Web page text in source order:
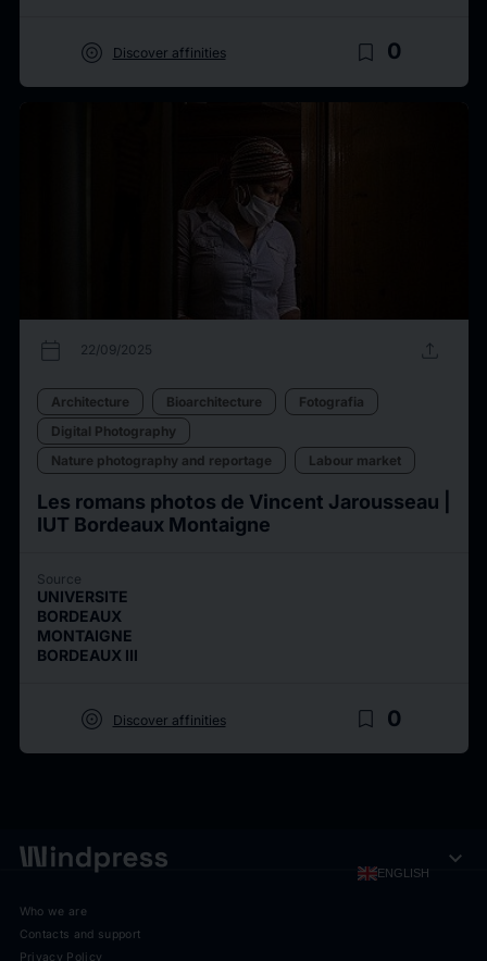
target Discover affinities bookmark_border 0
calendar_today 22/09/2025 upload
Architecture Bioarchitecture
Fotografia
Digital Photography
Nature photography and reportage
Labour market
Les romans photos de Vincent Jarousseau |
IUT Bordeaux Montaigne
Source
UNIVERSITE
BORDEAUX
MONTAIGNE
BORDEAUX III
target Discover affinities bookmark_border 0
ENGLISH expand_more
Who we are
Contacts and support
Privacy Policy